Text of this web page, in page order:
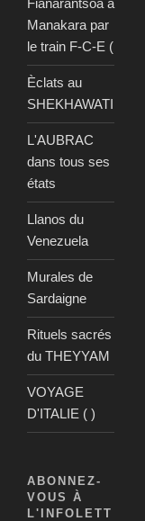
Fianarantsoa à
Manakara par
le train F-C-E (
Èclats au
SHEKHAWATI
L'AUBRAC
dans tous ses
états
Llanos du
Venezuela
Murales de
Sardaigne
Rituels sacrés
du THEYYAM
VOYAGE
D'ITALIE ( )
ABONNEZ-
VOUS À
L'INFOLETT